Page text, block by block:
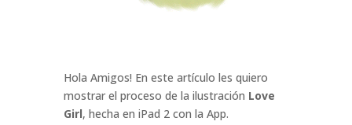
Hola Amigos! En este artículo les quiero
mostrar el proceso de la ilustración Love
Girl, hecha en iPad 2 con la App.